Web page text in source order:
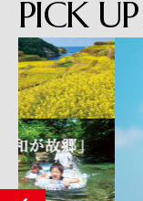
PICK UP